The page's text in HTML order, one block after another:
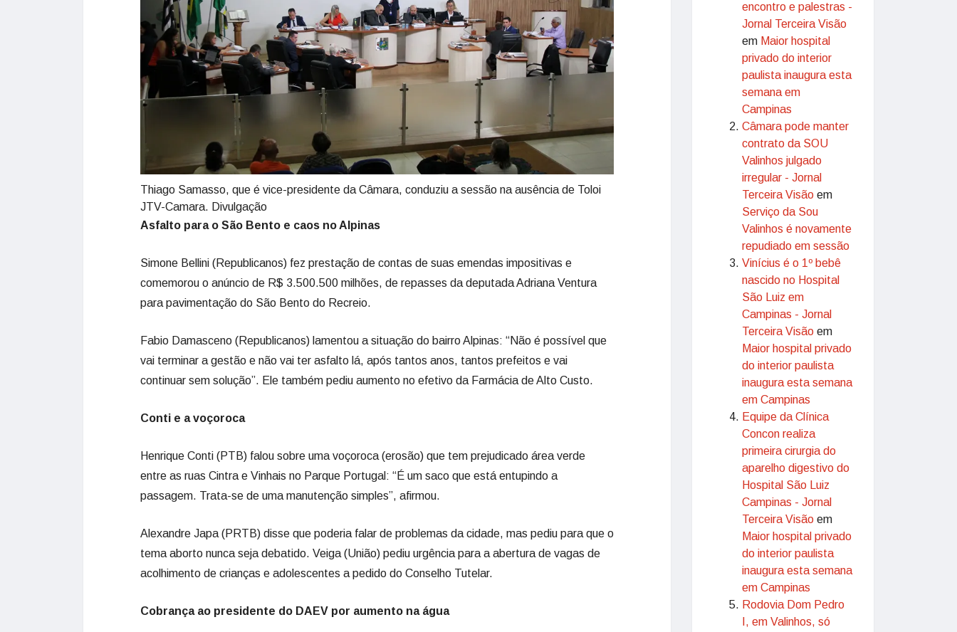
Thiago Samasso, que é vice-presidente da Câmara, conduziu a sessão na ausência de Toloi
JTV-Camara. Divulgação
Asfalto para o São Bento e caos no Alpinas
Simone Bellini (Republicanos) fez prestação de contas de suas emendas impositivas e
comemorou o anúncio de R$ 3.500.500 milhões, de repasses da deputada Adriana Ventura
para pavimentação do São Bento do Recreio.
Fabio Damasceno (Republicanos) lamentou a situação do bairro Alpinas: “Não é possível que
vai terminar a gestão e não vai ter asfalto lá, após tantos anos, tantos prefeitos e vai
continuar sem solução”. Ele também pediu aumento no efetivo da Farmácia de Alto Custo.
Conti e a voçoroca
Henrique Conti (PTB) falou sobre uma voçoroca (erosão) que tem prejudicado área verde
entre as ruas Cintra e Vinhais no Parque Portugal: “É um saco que está entupindo a
passagem. Trata-se de uma manutenção simples”, afirmou.
Alexandre Japa (PRTB) disse que poderia falar de problemas da cidade, mas pediu para que o
tema aborto nunca seja debatido. Veiga (União) pediu urgência para a abertura de vagas de
acolhimento de crianças e adolescentes a pedido do Conselho Tutelar.
Cobrança ao presidente do DAEV por aumento na água
encontro e palestras -
Jornal Terceira Visão
em Maior hospital
privado do interior
paulista inaugura esta
semana em
Campinas
Câmara pode manter
contrato da SOU
Valinhos julgado
irregular - Jornal
Terceira Visão em
Serviço da Sou
Valinhos é novamente
repudiado em sessão
Vinícius é o 1º bebê
nascido no Hospital
São Luiz em
Campinas - Jornal
Terceira Visão em
Maior hospital privado
do interior paulista
inaugura esta semana
em Campinas
Equipe da Clínica
Concon realiza
primeira cirurgia do
aparelho digestivo do
Hospital São Luiz
Campinas - Jornal
Terceira Visão em
Maior hospital privado
do interior paulista
inaugura esta semana
em Campinas
Rodovia Dom Pedro
I, em Valinhos, só